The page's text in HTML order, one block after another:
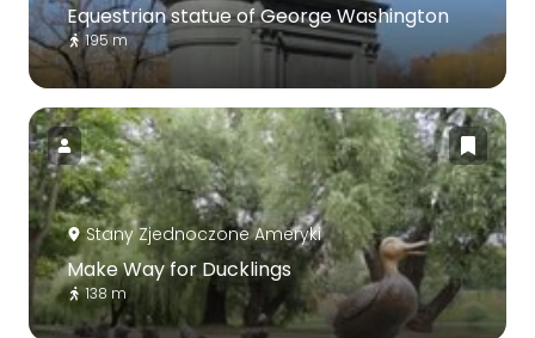
Equestrian statue of George Washington
195 m
Stany Zjednoczone Ameryki
Make Way for Ducklings
138 m